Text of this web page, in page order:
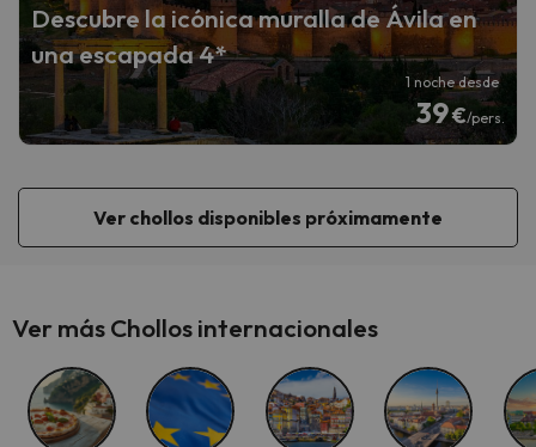
Descubre la icónica muralla de Ávila en
una escapada 4*
1 noche desde
39€/pers.
Ver chollos disponibles próximamente
Ver más Chollos internacionales